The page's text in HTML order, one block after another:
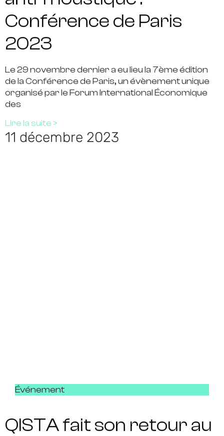
Conférence de Paris
2023
Le 29 novembre dernier a eu lieu la 7ème édition
de la Conférence de Paris, un évènement unique
organisé par le Forum International Économique
des
Lire la suite >
11 décembre 2023
Événement
QISTA fait son retour au